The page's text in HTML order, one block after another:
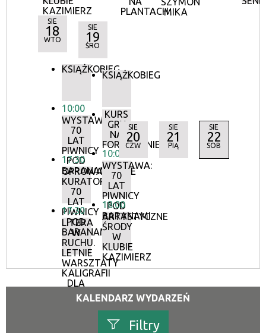
KAZIMIERZ
PLANTACHMIKA
SIE
18
WTO
KSIĄŻKOBIEG
10:00
WYSTAWA:
70
LAT
PIWNICY
POD
BARANAMI
17:30
OPROWADZANIE
KURATORSKIE:
70
LAT
PIWNICY
POD
BARANAMI
17:30
LITERA
W
RUCHU.
LETNIE
WARSZTATY
KALIGRAFII
DLA
DOROSŁYCH
SIE
19
ŚRO
KSIĄŻKOBIEG
KURS
GRY
NA
FORTEPIANIE
10:00
WYSTAWA:
70
LAT
PIWNICY
POD
BARANAMI
18:00
ARTYSTYCZNE
ŚRODY
W
KLUBIE
KAZIMIERZ
SIE
20
CZW
SIE
21
PIĄ
SIE
22
SOB
KALENDARZ WYDARZEŃ
Filtry